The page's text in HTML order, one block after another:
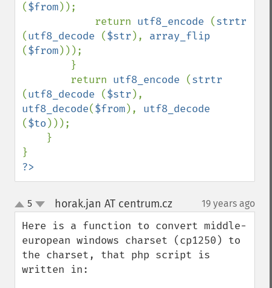
($from));
            return
utf8_encode (
(utf8_decode ($str ),
($from)));
        return
utf8_encode (
(utf8_decode ($str
utf8_decode($from),
($to )));
?>
up
down
5 horak.jan AT centrum.cz¶ 19 years ago
Here is a function to convert middle-
european windows charset (cp1250) to
the charset, that php script is
written in: